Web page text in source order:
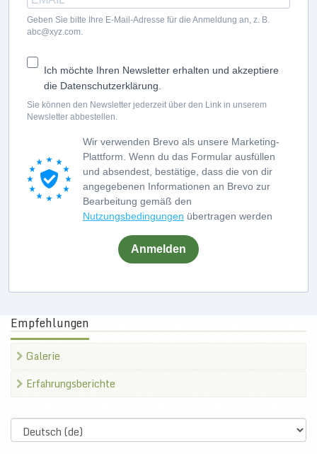
Geben Sie bitte Ihre E-Mail-Adresse für die Anmeldung an, z. B.
abc@xyz.com.
Ich möchte Ihren Newsletter erhalten und akzeptiere
die Datenschutzerklärung.
Sie können den Newsletter jederzeit über den Link in unserem
Newsletter abbestellen.
Wir verwenden Brevo als unsere Marketing-
Plattform. Wenn du das Formular ausfüllen
und absendest, bestätige, dass die von dir
angegebenen Informationen an Brevo zur
Bearbeitung gemäß den
Nutzungsbedingungen übertragen werden
Anmelden
Empfehlungen
Galerie
Erfahrungsberichte
Select
language